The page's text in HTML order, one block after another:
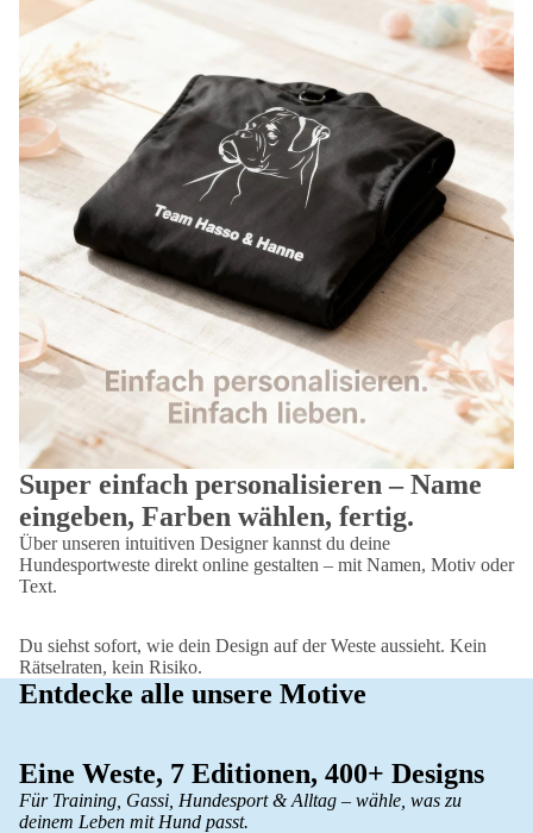
Super einfach personalisieren – Name
eingeben, Farben wählen, fertig.
Über unseren intuitiven Designer kannst du deine
Hundesportweste direkt online gestalten – mit Namen, Motiv oder
Text.
Du siehst sofort, wie dein Design auf der Weste aussieht. Kein
Rätselraten, kein Risiko.
Entdecke alle unsere Motive
Eine Weste, 7 Editionen, 400+ Designs
Für Training, Gassi, Hundesport & Alltag – wähle, was zu
deinem Leben mit Hund passt.